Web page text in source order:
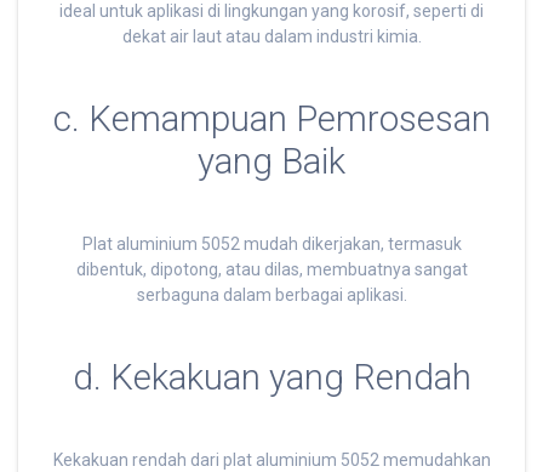
ideal untuk aplikasi di lingkungan yang korosif, seperti di
dekat air laut atau dalam industri kimia.
c. Kemampuan Pemrosesan
yang Baik
Plat aluminium 5052 mudah dikerjakan, termasuk
dibentuk, dipotong, atau dilas, membuatnya sangat
serbaguna dalam berbagai aplikasi.
d. Kekakuan yang Rendah
Kekakuan rendah dari plat aluminium 5052 memudahkan